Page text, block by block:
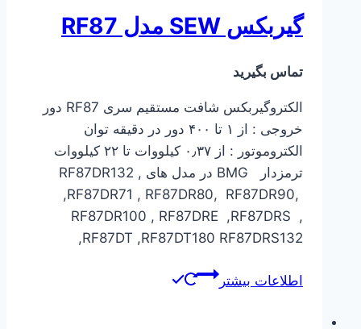
گیربکس SEW مدل RF87
تماس بگیرید
الکتروگیربکس شافت مستقیم سری RF87 دور
خروجی : از ۱ تا ۴۰۰ دور در دقیقه توان
الکتروموتور : از ۰٫۳۷ کیلووات تا ۲۲ کیلووات
ترمزدار BMG در مدل های ,RF87DR132
,RF87DR71 , RF87DR80, RF87DR90,
RF87DR100 , RF87DRE ,RF87DRS ,
RF87DT ,RF87DT180 RF87DRS132,
اطلاعات بیشتر